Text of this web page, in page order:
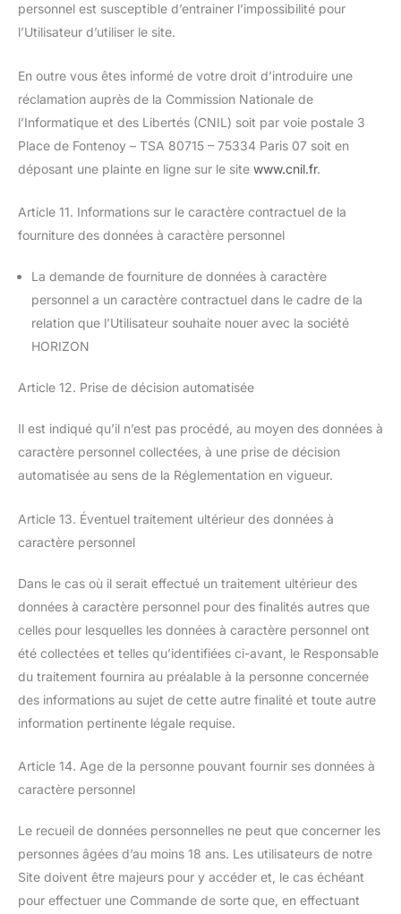
personnel est susceptible d’entrainer l’impossibilité pour
l’Utilisateur d’utiliser le site.
En outre vous êtes informé de votre droit d’introduire une
réclamation auprès de la Commission Nationale de
l’Informatique et des Libertés (CNIL) soit par voie postale 3
Place de Fontenoy – TSA 80715 – 75334 Paris 07 soit en
déposant une plainte en ligne sur le site www.cnil.fr.
Article 11. Informations sur le caractère contractuel de la
fourniture des données à caractère personnel
La demande de fourniture de données à caractère
personnel a un caractère contractuel dans le cadre de la
relation que l’Utilisateur souhaite nouer avec la société
HORIZON
Article 12. Prise de décision automatisée
Il est indiqué qu’il n’est pas procédé, au moyen des données à
caractère personnel collectées, à une prise de décision
automatisée au sens de la Réglementation en vigueur.
Article 13. Éventuel traitement ultérieur des données à
caractère personnel
Dans le cas où il serait effectué un traitement ultérieur des
données à caractère personnel pour des finalités autres que
celles pour lesquelles les données à caractère personnel ont
été collectées et telles qu’identifiées ci-avant, le Responsable
du traitement fournira au préalable à la personne concernée
des informations au sujet de cette autre finalité et toute autre
information pertinente légale requise.
Article 14. Age de la personne pouvant fournir ses données à
caractère personnel
Le recueil de données personnelles ne peut que concerner les
personnes âgées d’au moins 18 ans. Les utilisateurs de notre
Site doivent être majeurs pour y accéder et, le cas échéant
pour effectuer une Commande de sorte que, en effectuant